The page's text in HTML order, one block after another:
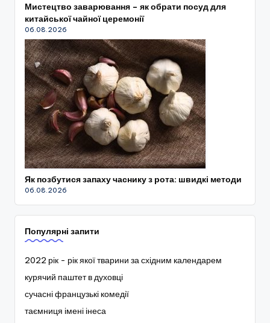
Мистецтво заварювання – як обрати посуд для
китайської чайної церемонії
06.08.2026
Як позбутися запаху часнику з рота: швидкі методи
06.08.2026
Популярні запити
2022 рік - рік якої тварини за східним календарем
курячий паштет в духовці
сучасні французькі комедії
таємниця імені інеса